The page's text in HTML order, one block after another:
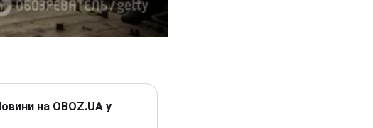
на OBOZ.UA у